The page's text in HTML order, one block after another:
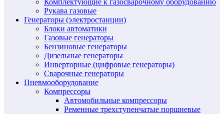
Комплектующие к газосварочному оборудованию
Рукава газовые
Генераторы (электростанции)
Блоки автоматики
Газовые генераторы
Бензиновые генераторы
Дизельные генераторы
Инверторные (цифровые генераторы)
Сварочные генераторы
Пневмооборудование
Компрессоры
Автомобильные компрессоры
Ременные трехступенчатые поршневые